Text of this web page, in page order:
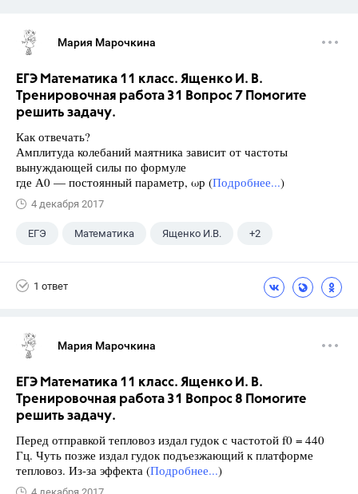
Мария Марочкина
ЕГЭ Математика 11 класс. Ященко И. В.
Тренировочная работа 31 Вопрос 7 Помогите
решить задачу.
Как отвечать?
Амплитуда колебаний маятника зависит от частоты
вынуждающей силы по формуле
где А0 — постоянный параметр, ωр (Подробнее...)
4 декабря 2017
ЕГЭ Математика Ященко И.В. +2
1 ответ
Мария Марочкина
ЕГЭ Математика 11 класс. Ященко И. В.
Тренировочная работа 31 Вопрос 8 Помогите
решить задачу.
Перед отправкой тепловоз издал гудок с частотой f0 = 440
Гц. Чуть позже издал гудок подъезжающий к платформе
тепловоз. Из-за эффекта (Подробнее...)